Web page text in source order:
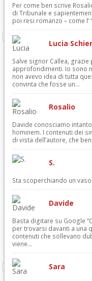
Per come ben scrive
di Tribunale e
poi resi romanzo – come l’
Lucia
Salve signor Callea,
approfondimenti. Io sono
non avevo idea di tutta
convinta che fosse un...
Rosalio
Davide conosciamo
hominem. I contenuti dei
di vista dell’autore, che
S.
Sta scoperchiando un
Davide
Basta digitare su Google
per trovarsi davanti a una
contenuti che sollevano
viene...
Sara